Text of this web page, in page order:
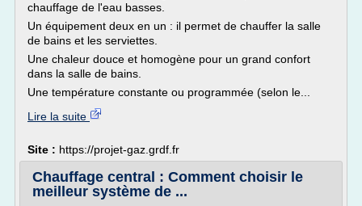
chauffage de l'eau basses.
Un équipement deux en un : il permet de chauffer la salle
de bains et les serviettes.
Une chaleur douce et homogène pour un grand confort
dans la salle de bains.
Une température constante ou programmée (selon le...
Lire la suite
Site : https://projet-gaz.grdf.fr
Chauffage central : Comment choisir le
meilleur système de ...